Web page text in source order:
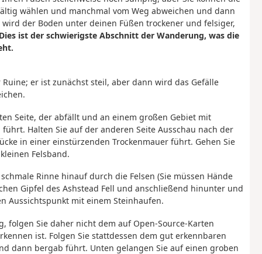
wählen und manchmal vom Weg abweichen und dann
der Boden unter deinen Füßen trockener und felsiger,
ist der schwierigste Abschnitt der Wanderung, was die
er ist zunächst steil, aber dann wird das Gefälle
Seite, der abfällt und an einem großen Gebiet mit
Halten Sie auf der anderen Seite Ausschau nach der
in einer einstürzenden Trockenmauer führt. Gehen Sie
Felsband.
Rinne hinauf durch die Felsen (Sie müssen Hände
Gipfel des Ashstead Fell und anschließend hinunter und
Aussichtspunkt mit einem Steinhaufen.
folgen Sie daher nicht dem auf Open-Source-Karten
ist. Folgen Sie stattdessen dem gut erkennbaren
dann bergab führt. Unten gelangen Sie auf einen groben